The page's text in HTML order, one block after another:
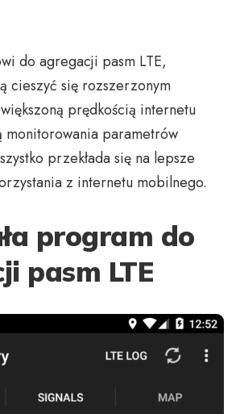
do agregacji pasm LTE,
cieszyć się rozszerzonym
prędkością internetu
monitorowania parametrów
przekłada się na lepsze
z internetu mobilnego.
program do
pasm LTE